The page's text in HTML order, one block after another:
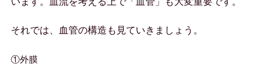
それでは、血管の構造も見ていきましょう。
①外膜